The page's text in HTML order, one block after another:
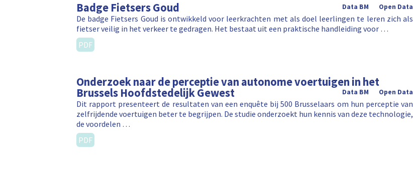
Badge Fietsers Goud Open Data
Data BM
De badge Fietsers Goud is ontwikkeld voor leerkrachten met als doel leerlingen te leren zich als
fietser veilig in het verkeer te gedragen. Het bestaat uit een praktische handleiding voor …
PDF
Onderzoek naar de perceptie van autonome voertuigen in het
Brussels Hoofdstedelijk Gewest Open Data
Data BM
Dit rapport presenteert de resultaten van een enquête bij 500 Brusselaars om hun perceptie van
zelfrijdende voertuigen beter te begrijpen. De studie onderzoekt hun kennis van deze technologie,
de voordelen …
PDF